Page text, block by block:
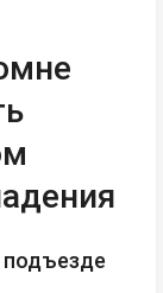
подъезде